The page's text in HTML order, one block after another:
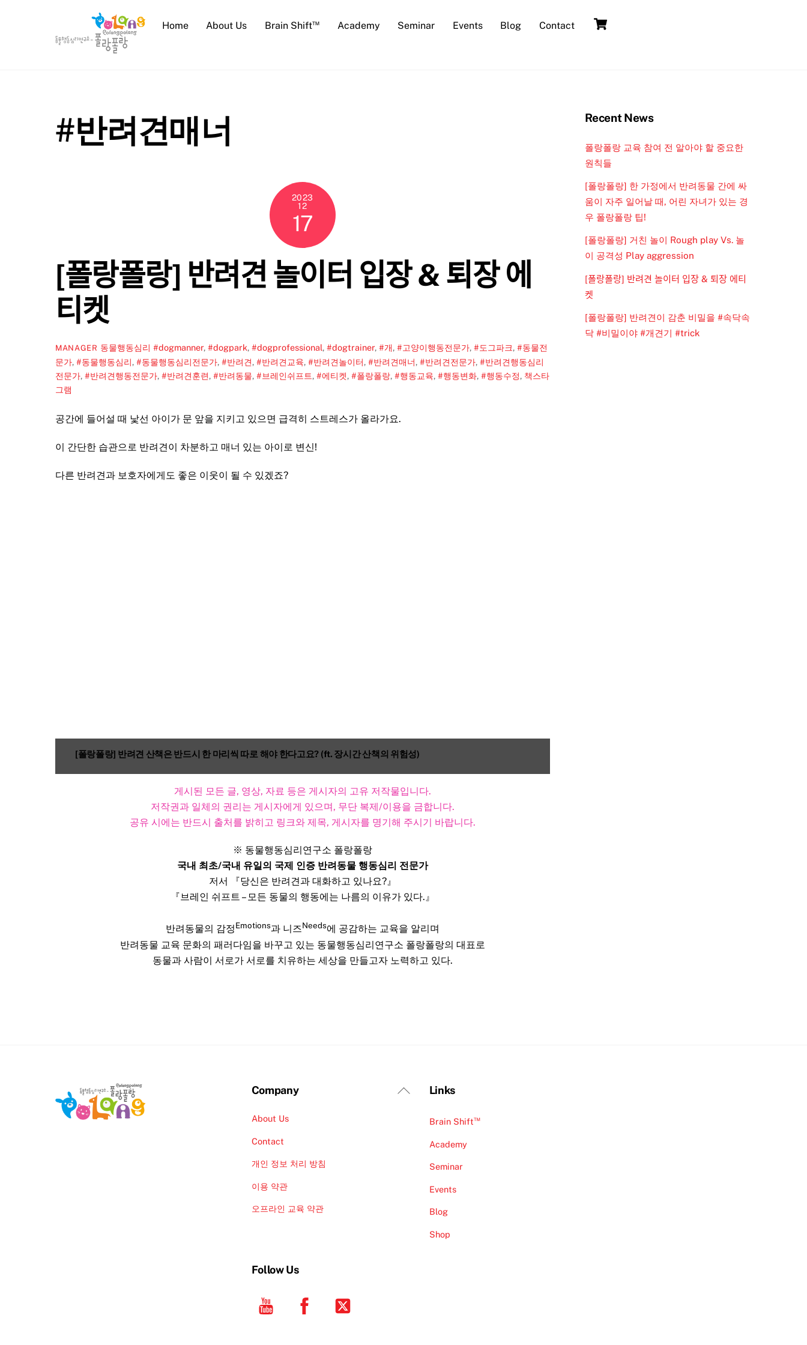
Home About Us Brain Shift™ Academy Seminar Events Blog Contact
#반려견매너
2023
12
17
[폴랑폴랑] 반려견 놀이터 입장 & 퇴장 에
티켓
MANAGER 동물행동심리 #dogmanner, #dogpark, #dogprofessional, #dogtrainer, #개, #고양이행동전문가, #도그파크, #동물전
문가, #동물행동심리, #동물행동심리전문가, #반려견, #반려견교육, #반려견놀이터, #반려견매너, #반려견전문가, #반려견행동심리
전문가, #반려견행동전문가, #반려견훈련, #반려동물, #브레인쉬프트, #에티켓, #폴랑폴랑, #행동교육, #행동변화, #행동수정, 책스타
그램
공간에 들어설 때 낯선 아이가 문 앞을 지키고 있으면 급격히 스트레스가 올라가요.
이 간단한 습관으로 반려견이 차분하고 매너 있는 아이로 변신!
다른 반려견과 보호자에게도 좋은 이웃이 될 수 있겠죠?
[폴랑폴랑] 반려견 산책은 반드시 한 마리씩 따로 해야 한다고요? (ft. 장시간 산책의 위험성)
게시된 모든 글, 영상, 자료 등은 게시자의 고유 저작물입니다.
저작권과 일체의 권리는 게시자에게 있으며, 무단 복제/이용을 금합니다.
공유 시에는 반드시 출처를 밝히고 링크와 제목, 게시자를 명기해 주시기 바랍니다.​
※ 동물행동심리연구소 폴랑폴랑
국내 최초/국내 유일의 국제 인증 반려동물 행동심리 전문가
저서 『당신은 반려견과 대화하고 있나요?』
『브레인 쉬프트 – 모든 동물의 행동에는 나름의 이유가 있다.』
반려동물의 감정Emotions과 니즈Needs에 공감하는 교육을 알리며
반려동물 교육 문화의 패러다임을 바꾸고 있는 동물행동심리연구소 폴랑폴랑의 대표로
동물과 사람이 서로가 서로를 치유하는 세상을 만들고자 노력하고 있다.
Recent News
폴랑폴랑 교육 참여 전 알아야 할 중요한
원칙들
[폴랑폴랑] 한 가정에서 반려동물 간에 싸
움이 자주 일어날 때, 어린 자녀가 있는 경
우 폴랑폴랑 팁!
[폴랑폴랑] 거친 놀이 Rough play Vs. 놀
이 공격성 Play aggression
[폴랑폴랑] 반려견 놀이터 입장 & 퇴장 에티
켓
[폴랑폴랑] 반려견이 감춘 비밀을 #속닥속
닥 #비밀이야 #개견기 #trick
Back
Company
About Us
Contact
개인 정보 처리 방침
이용 약관
오프라인 교육 약관
Links
Brain Shift™
Academy
Seminar
Events
Blog
Shop
Follow Us
YouTube Facebook